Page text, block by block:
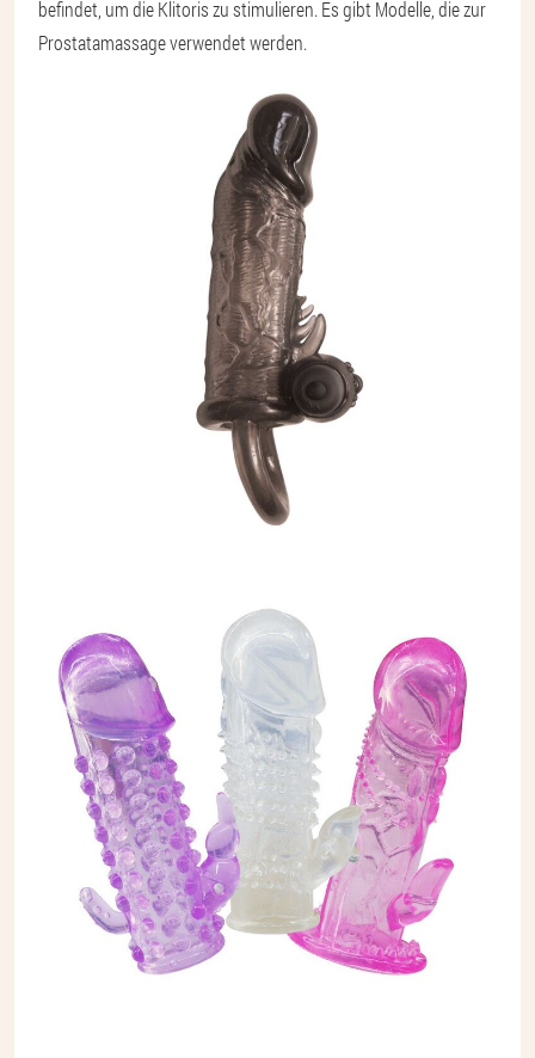
befindet, um die Klitoris zu stimulieren. Es gibt Modelle, die zur
Prostatamassage verwendet werden.